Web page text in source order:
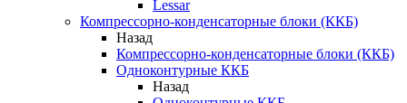
Lessar
Компрессорно-конденсаторные блоки (ККБ)
Назад
Компрессорно-конденсаторные блоки (ККБ)
Одноконтурные ККБ
Назад